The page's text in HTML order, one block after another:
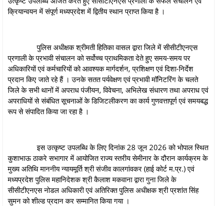
क्रियान्वयन में संपूर्ण मध्यप्रदेश में द्वितीय स्थान प्राप्त किया है ।
पुलिस अधीक्षक श्रीमती हितिका वासल द्वारा जिले में सीसीटीएनएस
प्रणाली के प्रभावी संचालन को सर्वोच्च प्राथमिकता देते हुए समय-समय पर
अधिकारियों एवं कर्मचारियों को आवश्यक मार्गदर्शन, प्रशिक्षण एवं दिशा-निर्देश
प्रदान किए जाते रहे हैं । उनके सतत पर्यवेक्षण एवं प्रभावी मॉनिटरिंग के चलते
जिले के सभी थानों में अपराध पंजीयन, विवेचना, अभिलेख संधारण तथा अपराध एवं
अपराधियों से संबंधित सूचनाओं के डिजिटलीकरण का कार्य गुणवत्तापूर्ण एवं समयबद्ध
रूप से संपादित किया जा रहा है ।
इस उत्कृष्ट उपलब्धि के लिए दिनांक 28 जून 2026 को भोपाल स्थित
कुशाभाऊ ठाकरे सभागार में आयोजित राज्य स्तरीय सेमीनार के दौरान कार्यक्रम के
मुख्य अतिथि माननीय न्यायमूर्ति श्री संजीव कालगांवकर (हाई कोर्ट म.प्र.) एवं
मध्यप्रदेश पुलिस महानिदेशक श्री कैलाश मकवाना द्वारा गुना जिले के
सीसीटीएनएस नोडल अधिकारी एवं अतिरिक्त पुलिस अधीक्षक श्री प्रशांत सिंह
सुमन को शील्ड प्रदान कर सम्मानित किया गया ।